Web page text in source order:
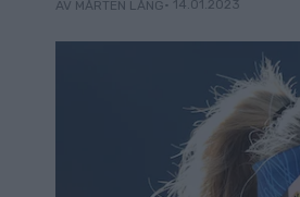
AV MÅRTEN LÅNG• 14.01.2023